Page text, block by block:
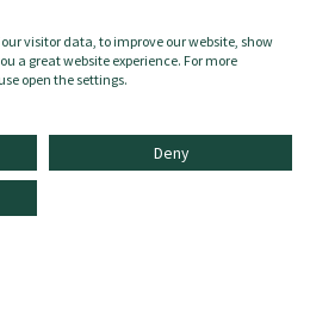
visitor data, to improve our website, show
a great website experience. For more
open the settings.
Deny